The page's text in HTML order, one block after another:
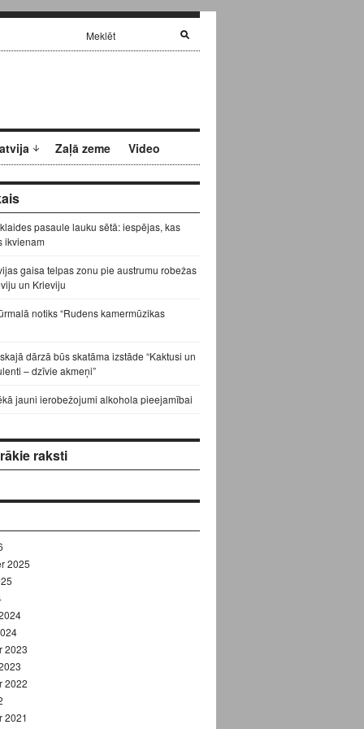
Zaļā zeme Video
pasaule lauku sētā: iespējas, kas
ikvienam
gaisa telpas zonu pie austrumu robežas
un Krieviju
notiks “Rudens kamermūzikas
dārzā būs skatāma izstāde “Kaktusi un
– dzīvie akmeņi”
jauni ierobežojumi alkohola pieejamībai
raksti
2025
2023
2022
2021